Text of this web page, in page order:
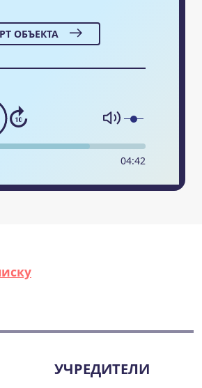
ОБЪЕКТА
04:42
УЧРЕДИТЕЛИ